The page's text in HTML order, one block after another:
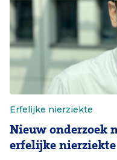
Erfelijke nierziekte
Nieuw onderzoek
erfelijke nierziekte